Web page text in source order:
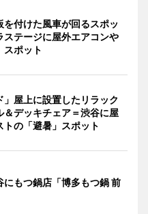
を付けた風車が回るスポッ
ステージに屋外エアコンや
スポット
」屋上に設置したリラック
＆デッキチェア＝渋谷に屋
の「避暑」スポット
にもつ鍋店「博多もつ鍋 前